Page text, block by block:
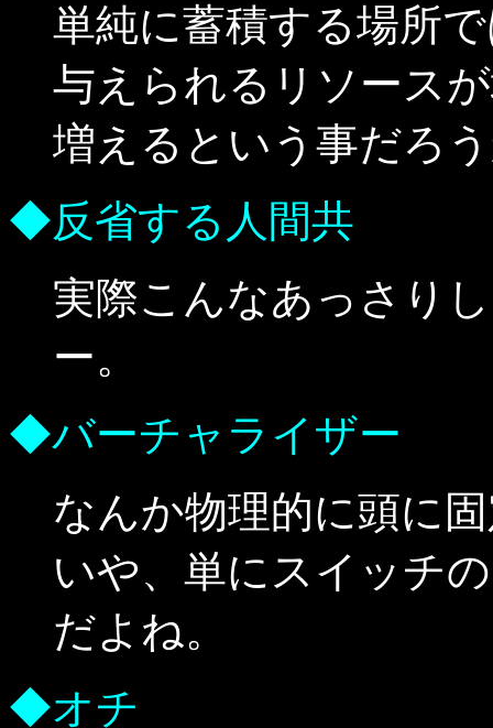
単純に蓄積する場所
与えられるリソース
増えるという事だろ
◆反省する人間共
実際こんなあっさり
ー。
◆バーチャライザー
なんか物理的に頭に
いや、単にスイッチ
だよね。
◆オチ